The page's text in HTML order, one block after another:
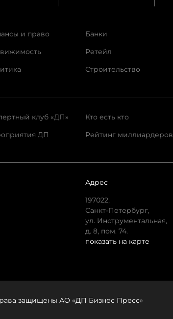
и право
Банки
Ретейл
Строительство
клуб «ДП»
ДП
Кто есть кто
Рейтинг миллиардеров
Адрес
197022,
Санкт-Петербург,
ул. Инструментальная,
д. 8, пом. 74.
показать на карте
защищены АО «ДП Бизнес Пресс»